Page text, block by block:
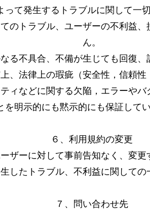
って発生するトラブルに関して一
のトラブル、ユーザーの不利益
ん。
る不具合、不備が生じても回復、
、法律上の瑕疵（安全性，信頼
ィなどに関する欠陥，エラーや
を明示的にも黙示的にも保証してい
６、利用規約の変更
ザーに対して事前告知なく、変更
したトラブル、不利益に関しての
７、問い合わせ先